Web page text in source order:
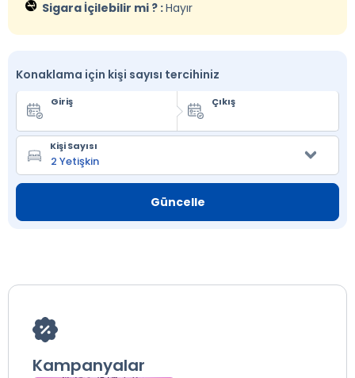
Sigara İçilebilir mi ? :Hayır
Konaklama için kişi sayısı tercihiniz
Giriş Çıkış
Kişi Sayısı
Güncelle
Kampanyalar